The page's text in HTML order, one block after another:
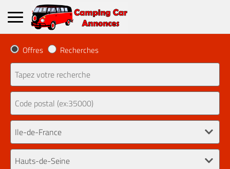
Offres Recherches